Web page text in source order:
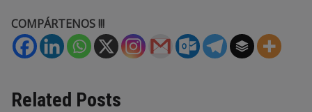
COMPÁRTENOS !!!
Related Posts